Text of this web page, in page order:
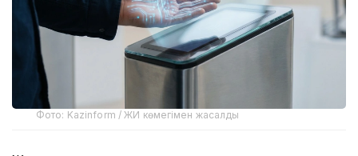
Фото: Kazinform / ЖИ көмегімен жасалды